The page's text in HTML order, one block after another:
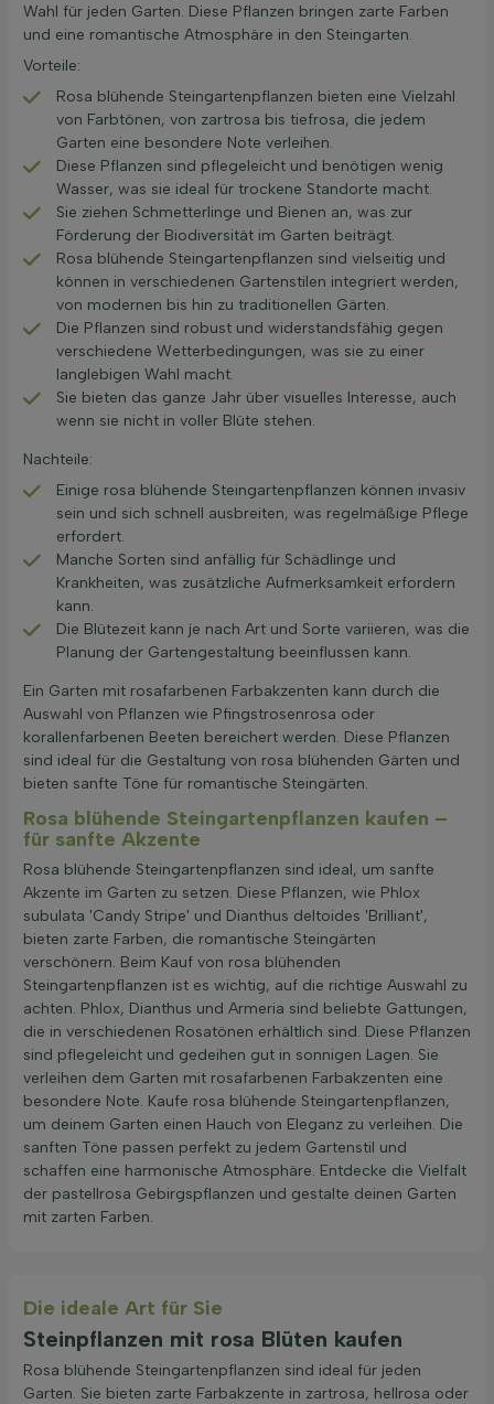
Wahl für jeden Garten. Diese Pflanzen bringen zarte Farben
und eine romantische Atmosphäre in den Steingarten.
Vorteile:
Rosa blühende Steingartenpflanzen bieten eine Vielzahl
von Farbtönen, von zartrosa bis tiefrosa, die jedem
Garten eine besondere Note verleihen.
Diese Pflanzen sind pflegeleicht und benötigen wenig
Wasser, was sie ideal für trockene Standorte macht.
Sie ziehen Schmetterlinge und Bienen an, was zur
Förderung der Biodiversität im Garten beiträgt.
Rosa blühende Steingartenpflanzen sind vielseitig und
können in verschiedenen Gartenstilen integriert werden,
von modernen bis hin zu traditionellen Gärten.
Die Pflanzen sind robust und widerstandsfähig gegen
verschiedene Wetterbedingungen, was sie zu einer
langlebigen Wahl macht.
Sie bieten das ganze Jahr über visuelles Interesse, auch
wenn sie nicht in voller Blüte stehen.
Nachteile:
Einige rosa blühende Steingartenpflanzen können invasiv
sein und sich schnell ausbreiten, was regelmäßige Pflege
erfordert.
Manche Sorten sind anfällig für Schädlinge und
Krankheiten, was zusätzliche Aufmerksamkeit erfordern
kann.
Die Blütezeit kann je nach Art und Sorte variieren, was die
Planung der Gartengestaltung beeinflussen kann.
Ein Garten mit rosafarbenen Farbakzenten kann durch die
Auswahl von Pflanzen wie Pfingstrosenrosa oder
korallenfarbenen Beeten bereichert werden. Diese Pflanzen
sind ideal für die Gestaltung von rosa blühenden Gärten und
bieten sanfte Töne für romantische Steingärten.
Rosa blühende Steingartenpflanzen kaufen –
für sanfte Akzente
Rosa blühende Steingartenpflanzen sind ideal, um sanfte
Akzente im Garten zu setzen. Diese Pflanzen, wie Phlox
subulata 'Candy Stripe' und Dianthus deltoides 'Brilliant',
bieten zarte Farben, die romantische Steingärten
verschönern. Beim Kauf von rosa blühenden
Steingartenpflanzen ist es wichtig, auf die richtige Auswahl zu
achten. Phlox, Dianthus und Armeria sind beliebte Gattungen,
die in verschiedenen Rosatönen erhältlich sind. Diese Pflanzen
sind pflegeleicht und gedeihen gut in sonnigen Lagen. Sie
verleihen dem Garten mit rosafarbenen Farbakzenten eine
besondere Note. Kaufe rosa blühende Steingartenpflanzen,
um deinem Garten einen Hauch von Eleganz zu verleihen. Die
sanften Töne passen perfekt zu jedem Gartenstil und
schaffen eine harmonische Atmosphäre. Entdecke die Vielfalt
der pastellrosa Gebirgspflanzen und gestalte deinen Garten
mit zarten Farben.
Die ideale Art für Sie
Steinpflanzen mit rosa Blüten kaufen
Rosa blühende Steingartenpflanzen sind ideal für jeden
Garten. Sie bieten zarte Farbakzente in zartrosa, hellrosa oder